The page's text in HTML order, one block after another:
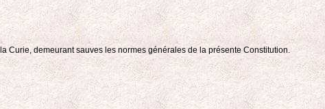
Curie, demeurant sauves les normes générales de la présente Constitution.